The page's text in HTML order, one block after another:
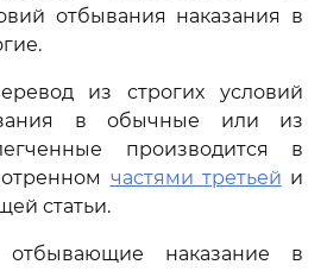
отбывания наказания в
из строгих условий
в обычные или из
производится в
частями третьей и
статьи.
наказание в